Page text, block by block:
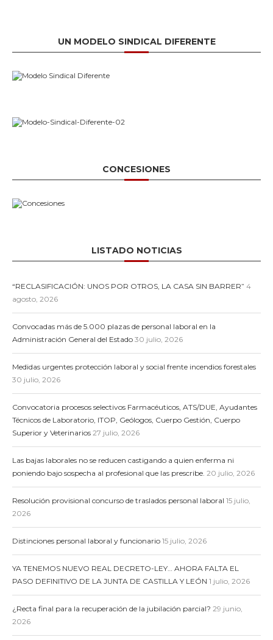
UN MODELO SINDICAL DIFERENTE
CONCESIONES
LISTADO NOTICIAS
“RECLASIFICACIÓN: UNOS POR OTROS, LA CASA SIN BARRER” 4
agosto, 2026
Convocadas más de 5.000 plazas de personal laboral en la
Administración General del Estado 30 julio, 2026
Medidas urgentes protección laboral y social frente incendios forestales
30 julio, 2026
Convocatoria procesos selectivos Farmacéuticos, ATS/DUE, Ayudantes
Técnicos de Laboratorio, ITOP, Geólogos, Cuerpo Gestión, Cuerpo
Superior y Veterinarios 27 julio, 2026
Las bajas laborales no se reducen castigando a quien enferma ni
poniendo bajo sospecha al profesional que las prescribe. 20 julio, 2026
Resolución provisional concurso de traslados personal laboral 15 julio,
2026
Distinciones personal laboral y funcionario 15 julio, 2026
YA TENEMOS NUEVO REAL DECRETO-LEY… AHORA FALTA EL
PASO DEFINITIVO DE LA JUNTA DE CASTILLA Y LEÓN 1 julio, 2026
¿Recta final para la recuperación de la jubilación parcial? 29 junio,
2026